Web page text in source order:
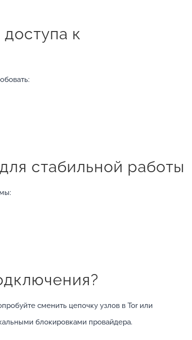
к
стабильной работы
сменить цепочку узлов в Tor или
блокировками провайдера.